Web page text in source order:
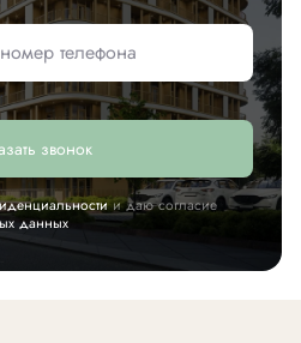
звонок
и даю согласие
данных